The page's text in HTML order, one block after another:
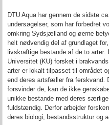
DTU Aqua har gennem de sidste
undersøgelser, som har forbedret
omkring Sydsjælland og øerne
helt nødvendig del af grundlaget
livskraftige bestande af de to arter.
Universitet (KU) forsket i
arter er lokalt tilpasset til området
end deres artsfæller fra ferskvand.
forsvinder de, kan de ikke
unikke bestande med deres
fuldstændig. Derfor arbejder
deres biologi, bestandsstruktur og